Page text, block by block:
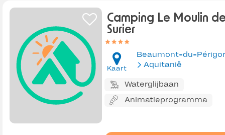
Camping Le Moulin
Surier
Kaart
Beaumont-du-
Aquitanië
Waterglijbaan
Animatieprogramma